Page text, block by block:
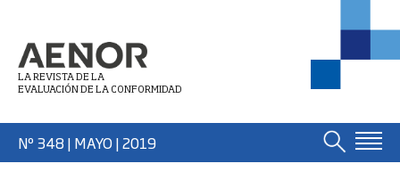
LA REVISTA DE LA
EVALUACIÓN DE LA CONFORMIDAD
Nº 348 | MAYO| 2019